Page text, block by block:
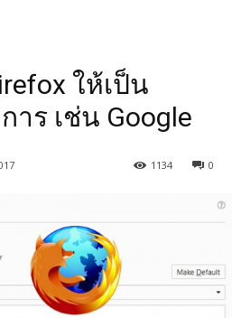
ให้เป็น
าร เช่น Google
0
1134